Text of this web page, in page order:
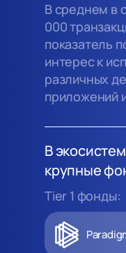
В среднем в
000
показатель
интерес к
различных
приложений
В
крупные
Tier 1 фонды: